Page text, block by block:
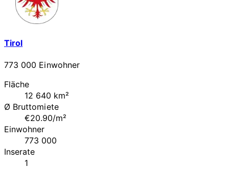
Tirol
773 000 Einwohner
Fläche
12 640 km²
Ø Bruttomiete
€20.90/m²
Einwohner
773 000
Inserate
1